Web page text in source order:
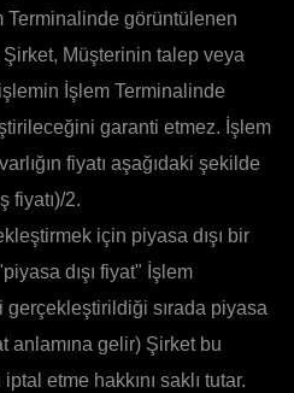
görüntülenen
Şirket, Müşterinin talep veya
işlemin İşlem Terminalinde
garanti etmez. İşlem
fiyatı aşağıdaki şekilde
fiyatı)/2.
için piyasa dışı bir
dışı fiyat" İşlem
sırada piyasa
anlamına gelir) Şirket bu
etme hakkını saklı tutar.